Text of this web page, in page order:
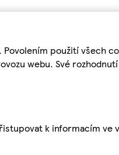
použití všech
webu. Své
k informacím ve